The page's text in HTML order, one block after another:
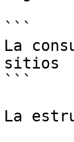
```
La
sitios
```
La